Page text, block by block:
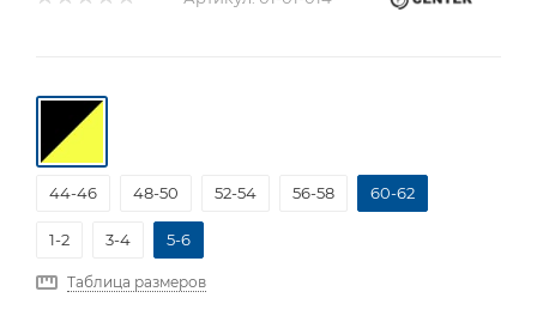
44-46 48-50 52-54 56-58 60-62
1-2 3-4 5-6
Таблица размеров